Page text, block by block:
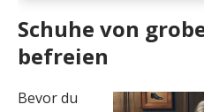
Schuhe von
befreien
Bevor du